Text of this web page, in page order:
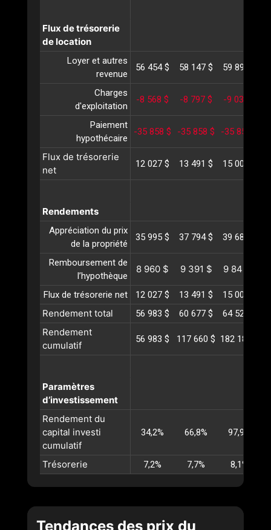
Flux de trésorerie
de location
Loyer et autres
revenue
56 454 $ 58 147 $ 59 892 $
Charges
d'exploitation
-8 568 $ -8 797 $ -9 033 $
Paiement
hypothécaire
-35 858 $ -35 858 $ -35 858 $
Flux de trésorerie
net
12 027 $ 13 491 $ 15 000 $
Rendements
Appréciation du prix
de la propriété
35 995 $ 37 794 $ 39 684 $
Remboursement de
l’hypothèque
8 960 $ 9 391 $ 9 842 $
Flux de trésorerie net 12 027 $ 13 491 $ 15 000 $
Rendement total 56 983 $ 60 677 $ 64 527 $
Rendement
cumulatif
56 983 $ 117 660 $ 182 188 $
Paramètres
d’investissement
Rendement du
capital investi
cumulatif
34,2% 66,8% 97,9%
Trésorerie 7,2% 7,7% 8,1%
Tendances des prix du